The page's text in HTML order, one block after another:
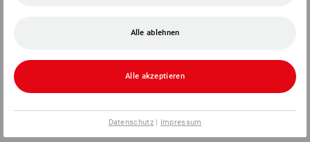
Alle ablehnen
Alle akzeptieren
Datenschutz| Impressum